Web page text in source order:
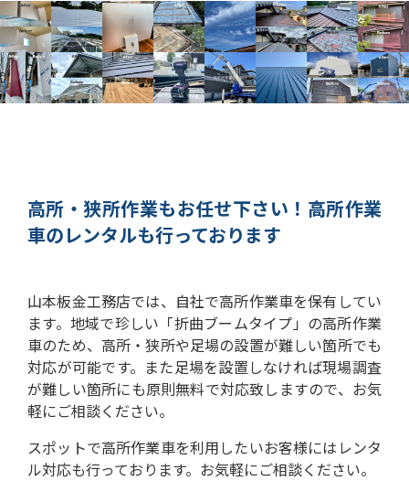
高所・狭所作業もお任せ下さい！ 高所作業
車のレンタルも行っております
山本板金工務店では、自社で高所作業車を保有してい
ます。 地域で珍しい「折曲ブームタイプ」の高所作業
車のため、高所・狭所や足場の設置が難しい箇所でも
対応が可能です。 また足場を設置しなければ現場調査
が難しい箇所にも原則無料で対応致しますので、お気
軽にご相談ください。
スポットで高所作業車を利用したいお客様にはレンタ
ル対応も行っております。お気軽にご相談ください。